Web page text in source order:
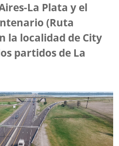
La Plata y el
(Ruta
la localidad de City
partidos de La